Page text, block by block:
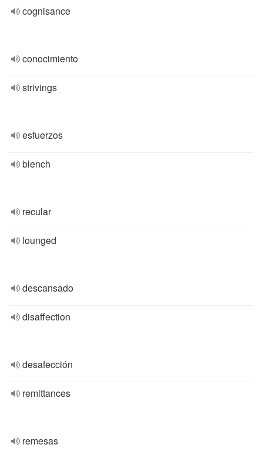
cognisance
conocimiento
strivings
esfuerzos
blench
recular
lounged
descansado
disaffection
desafección
remittances
remesas